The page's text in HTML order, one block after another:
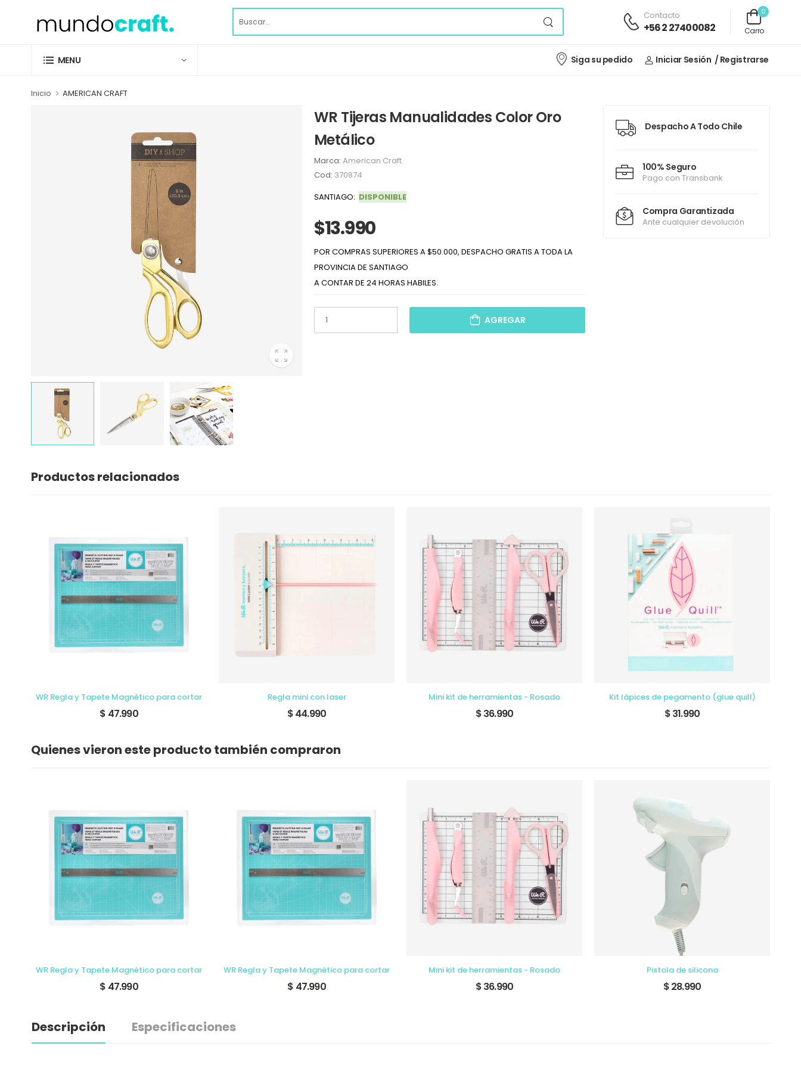
Contacto
+56 2 27400082
0
Carro
MENU Siga su pedido Iniciar Sesión / Registrarse
Inicio AMERICAN CRAFT
WR Tijeras Manualidades Color Oro
Metálico
Marca: American Craft
Cod: 370874
SANTIAGO: DISPONIBLE
$13.990
POR COMPRAS SUPERIORES A $50.000, DESPACHO GRATIS A TODA LA
PROVINCIA DE SANTIAGO
A CONTAR DE 24 HORAS HABILES.
AGREGAR
Despacho A Todo Chile
100% Seguro
Pago con Transbank
Compra Garantizada
Ante cualquier devolución
Productos relacionados
WR Regla y Tapete Magnético para cortar
$ 47.990
Regla mini con laser
$ 44.990
Mini kit de herramientas - Rosado
$ 36.990
Kit lápices de pegamento (glue quill)
$ 31.990
Quienes vieron este producto también compraron
WR Regla y Tapete Magnético para cortar
$ 47.990
WR Regla y Tapete Magnético para cortar
$ 47.990
Mini kit de herramientas - Rosado
$ 36.990
Pistola de silicona
$ 28.990
Descripción Especificaciones